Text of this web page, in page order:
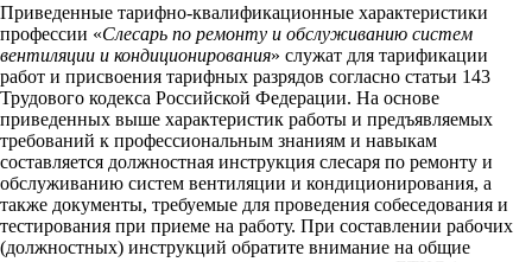
Приведенные тарифно-квалификационные характеристики
профессии «Слесарь по ремонту и обслуживанию систем
вентиляции и кондиционирования» служат для тарификации
работ и присвоения тарифных разрядов согласно статьи 143
Трудового кодекса Российской Федерации. На основе
приведенных выше характеристик работы и предъявляемых
требований к профессиональным знаниям и навыкам
составляется должностная инструкция слесаря по ремонту и
обслуживанию систем вентиляции и кондиционирования, а
также документы, требуемые для проведения собеседования и
тестирования при приеме на работу. При составлении рабочих
(должностных) инструкций обратите внимание на общие